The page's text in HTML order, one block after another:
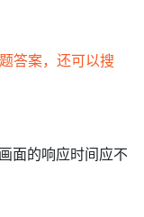
答案，还可以搜
面的响应时间应不